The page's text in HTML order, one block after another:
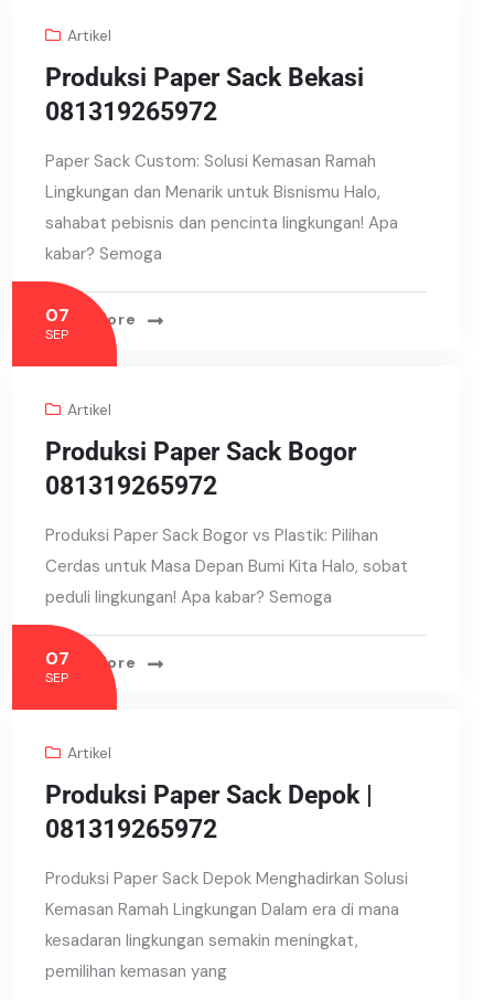
Artikel
Produksi Paper Sack Bekasi
081319265972
Paper Sack Custom: Solusi Kemasan Ramah
Lingkungan dan Menarik untuk Bisnismu Halo,
sahabat pebisnis dan pencinta lingkungan! Apa
kabar? Semoga
Read More
07
SEP
Artikel
Produksi Paper Sack Bogor
081319265972
Produksi Paper Sack Bogor vs Plastik: Pilihan
Cerdas untuk Masa Depan Bumi Kita Halo, sobat
peduli lingkungan! Apa kabar? Semoga
Read More
07
SEP
Artikel
Produksi Paper Sack Depok |
081319265972
Produksi Paper Sack Depok Menghadirkan Solusi
Kemasan Ramah Lingkungan Dalam era di mana
kesadaran lingkungan semakin meningkat,
pemilihan kemasan yang